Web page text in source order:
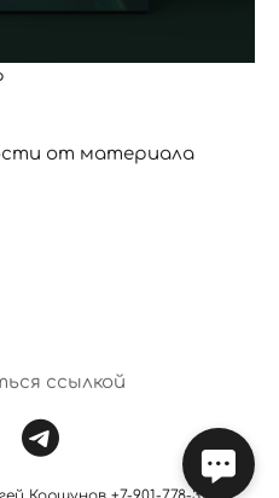
от материала
ссылкой